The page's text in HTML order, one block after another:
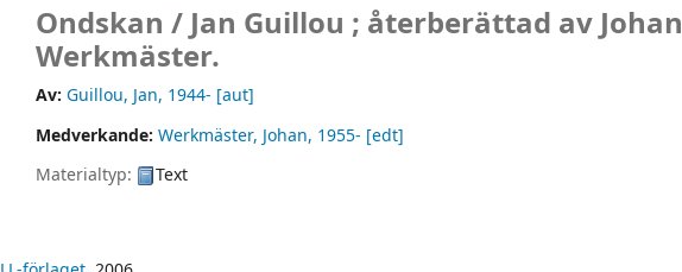
Ondskan /Jan Guillou ; återberättad av Johan
Werkmäster.
Av: Guillou, Jan, 1944- [aut]
Medverkande:Werkmäster, Johan, 1955- [edt]
Materialtyp:
Text